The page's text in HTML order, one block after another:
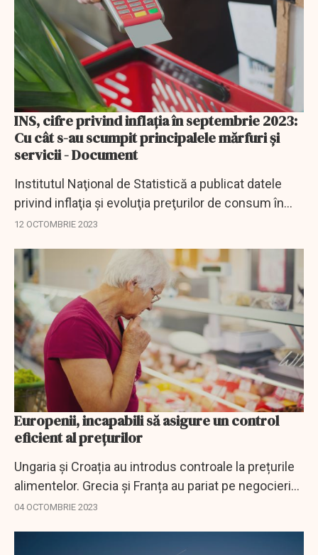
INS, cifre privind inflaţia în septembrie 2023:
Cu cât s-au scumpit principalele mărfuri şi
servicii - Document
Institutul Naţional de Statistică a publicat datele
privind inflaţia şi evoluţia preţurilor de consum în
luna septembrie 2023.
12 OCTOMBRIE 2023
Europenii, incapabili să asigure un control
eficient al prețurilor
Ungaria și Croația au introdus controale la prețurile
alimentelor. Grecia și Franța au pariat pe negocieri
cu producătorii și distribuitorii.
04 OCTOMBRIE 2023